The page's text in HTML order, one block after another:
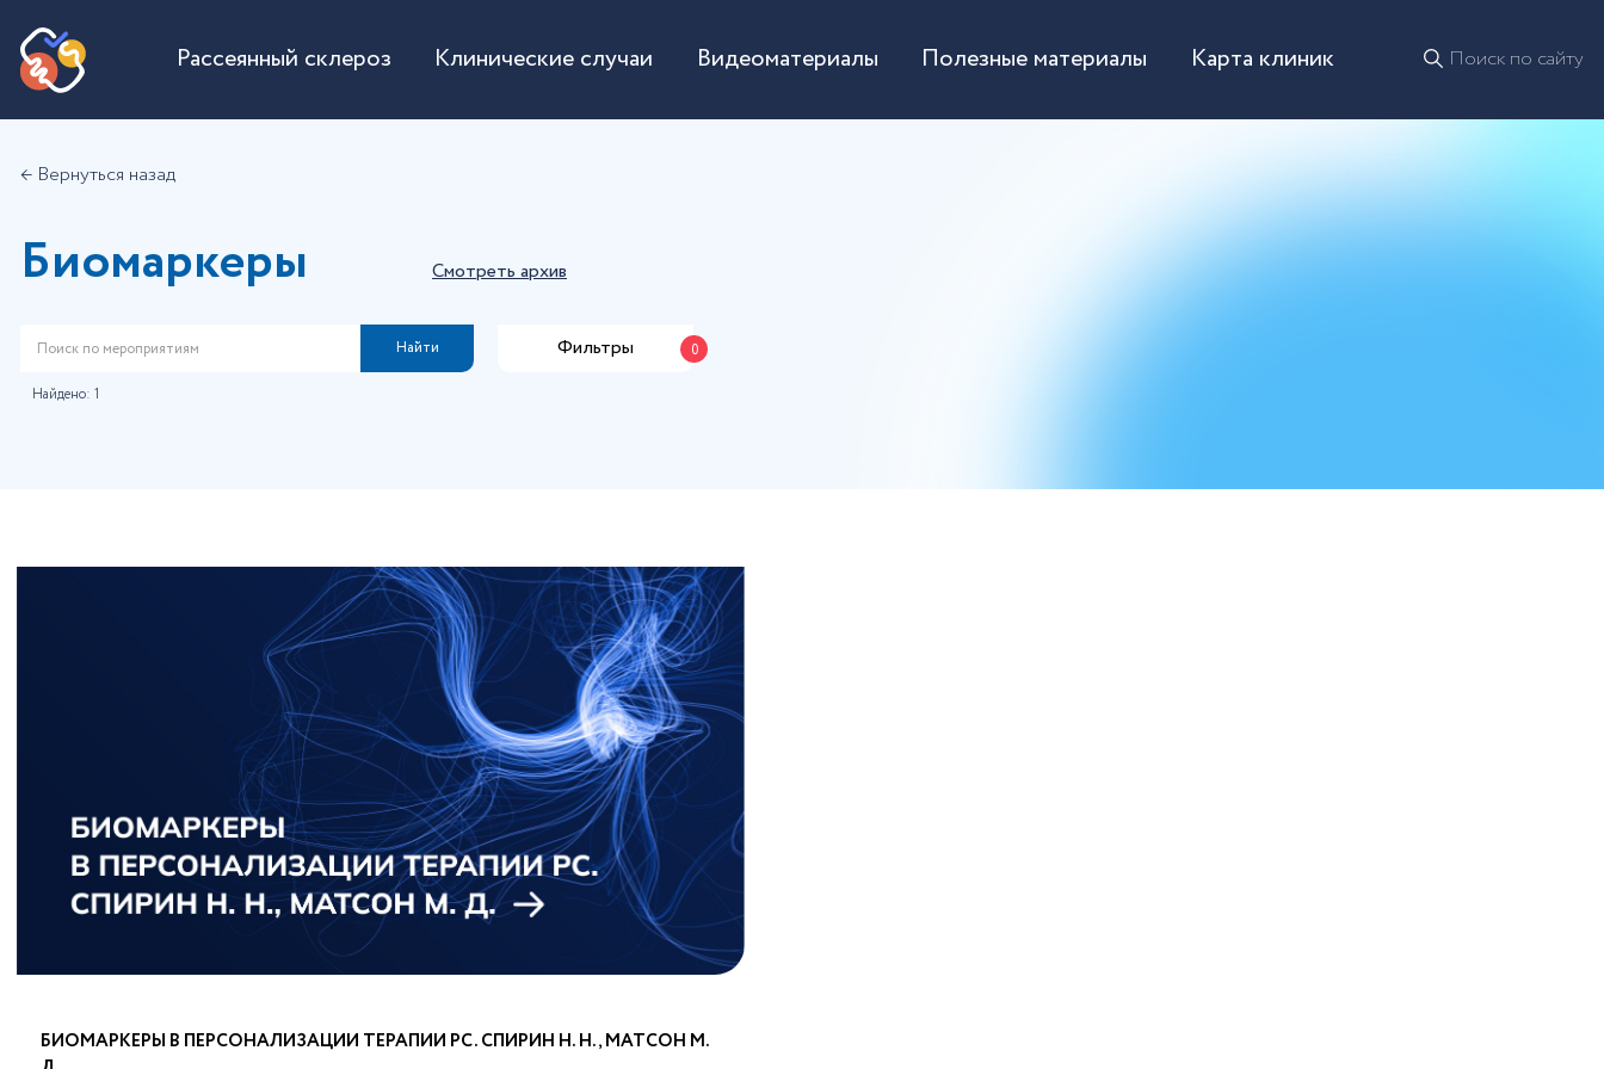
Рассеянный склероз Клинические случаи Видеоматериалы Полезные материалы Карта клиник Поиск по сайту
← Вернуться назад
Биомаркеры Смотреть архив
Найти Фильтры 0
Найдено: 1
БИОМАРКЕРЫ В ПЕРСОНАЛИЗАЦИИ ТЕРАПИИ РС. СПИРИН Н. Н., МАТСОН М.